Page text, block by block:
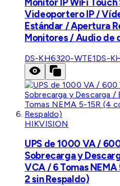
Videoportero IP /
Estándar / Apertura
Monitores / Audio de
DS-KH6320-WTE1DS-
HIKVISION
UPS de 1000 VA /
Sobrecarga y
VCA / 6 Tomas
2 sin Respaldo)